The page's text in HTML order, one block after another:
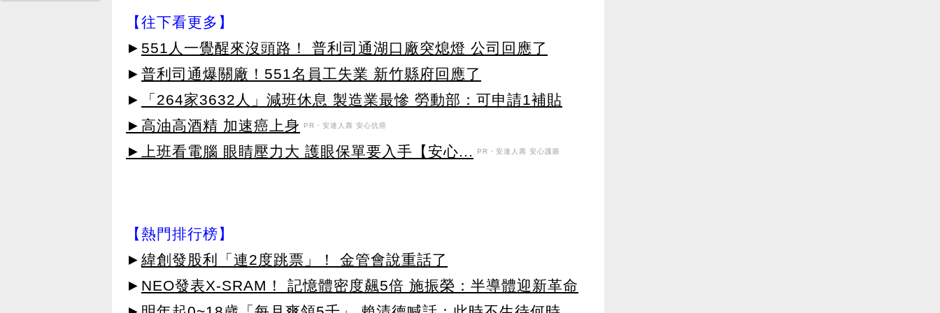
【往下看更多】
► 551人一覺醒來沒頭路！ 普利司通湖口廠突熄燈 公司回應了
► 普利司通爆關廠！551名員工失業 新竹縣府回應了
►
「264家3632人」減班休息 製造業最慘 勞動部：可申請1補貼
►高油高酒精 加速癌上身
PR・安達人壽 安心抗癌
►上班看電腦 眼睛壓力大 護眼保單要入手【安心... PR・安達人壽 安心護眼
【熱門排行榜】
► 緯創發股利「連2度跳票」！ 金管會說重話了
► NEO發表X-SRAM！ 記憶體密度飆5倍 施振榮：半導體迎新革命